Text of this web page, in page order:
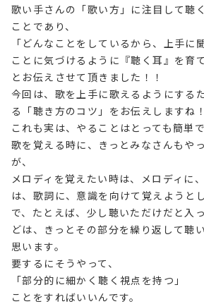
歌い手さんの「歌い方」に注目して聴
ことであり、
「どんなことをしているから、上手に
ことに気づけるように『聴く耳』を育
とお伝えさせて頂きました！！
今回は、歌を上手に歌えるようにする
る「聴き方のコツ」をお伝えしますね！
これも実は、やることはとっても簡単で
歌を覚える時に、きっとみなさんもや
が、
メロディを覚えたい時は、メロディに
は、歌詞に、意識を向けて覚えようと
で、たとえば、少し聴いただけだと入
どは、きっとその部分を繰り返して聴
思います。
要するにそうやって、
「部分的に細かく聴く視点を持つ」
ことをすればいいんです。